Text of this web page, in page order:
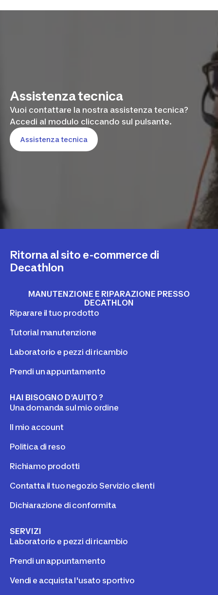
Assistenza tecnica
Vuoi contattare la nostra assistenza tecnica?
Accedi al modulo cliccando sul pulsante.
Assistenza tecnica
Ritorna al sito e-commerce di
Decathlon
MANUTENZIONE E RIPARAZIONE PRESSO
DECATHLON
Riparare il tuo prodotto
Tutorial manutenzione
Laboratorio e pezzi di ricambio
Prendi un appuntamento
HAI BISOGNO D'AUITO ?
Una domanda sul mio ordine
Il mio account
Politica di reso
Richiamo prodotti
Contatta il tuo negozio Servizio clienti
Dichiarazione di conformita
SERVIZI
Laboratorio e pezzi di ricambio
Prendi un appuntamento
Vendi e acquista l'usato sportivo